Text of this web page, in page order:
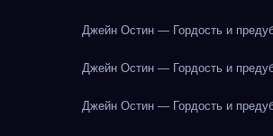
Джейн Остин — Гордость и
Джейн Остин — Гордость и
Джейн Остин — Гордость и